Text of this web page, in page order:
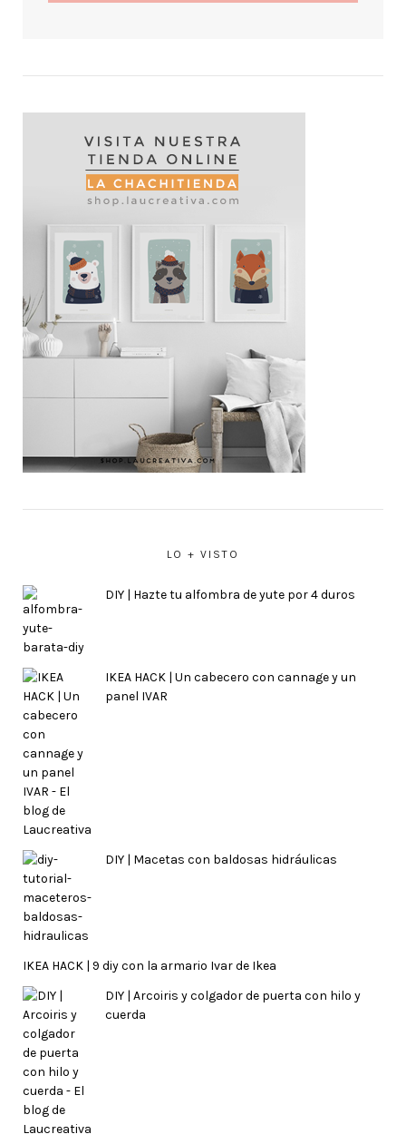
LO + VISTO
DIY | Hazte tu alfombra de yute por 4 duros
IKEA HACK | Un cabecero con cannage y un
panel IVAR
DIY | Macetas con baldosas hidráulicas
IKEA HACK | 9 diy con la armario Ivar de Ikea
DIY | Arcoiris y colgador de puerta con hilo y
cuerda